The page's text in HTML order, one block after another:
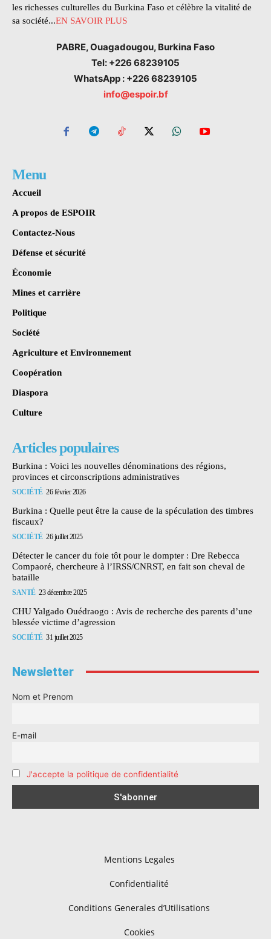
les richesses culturelles du Burkina Faso et célèbre la vitalité de
sa société...EN SAVOIR PLUS
PABRE, Ouagadougou, Burkina Faso
Tel: +226 68239105
WhatsApp : +226 68239105
info@espoir.bf
Menu
Accueil
A propos de ESPOIR
Contactez-Nous
Défense et sécurité
Économie
Mines et carrière
Politique
Société
Agriculture et Environnement
Coopération
Diaspora
Culture
Articles populaires
Burkina : Voici les nouvelles dénominations des régions,
provinces et circonscriptions administratives
SOCIÉTÉ 26 février 2026
Burkina : Quelle peut être la cause de la spéculation des timbres
fiscaux?
SOCIÉTÉ 26 juillet 2025
Détecter le cancer du foie tôt pour le dompter : Dre Rebecca
Compaoré, chercheure à l’IRSS/CNRST, en fait son cheval de
bataille
SANTÉ 23 décembre 2025
CHU Yalgado Ouédraogo : Avis de recherche des parents d’une
blessée victime d’agression
SOCIÉTÉ 31 juillet 2025
Newsletter
Nom et Prenom
E-mail
J'accepte la politique de confidentialité
Mentions Legales
Confidentialité
Conditions Generales d’Utilisations
Cookies